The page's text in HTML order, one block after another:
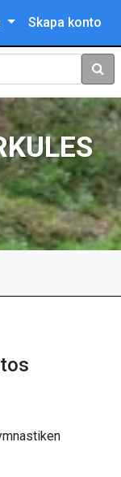
Skapa konto
Sök